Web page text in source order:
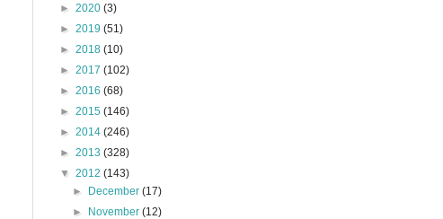
► 2020 (3)
► 2019 (51)
► 2018 (10)
► 2017 (102)
► 2016 (68)
► 2015 (146)
► 2014 (246)
► 2013 (328)
▼ 2012 (143)
► December(17)
► November(12)